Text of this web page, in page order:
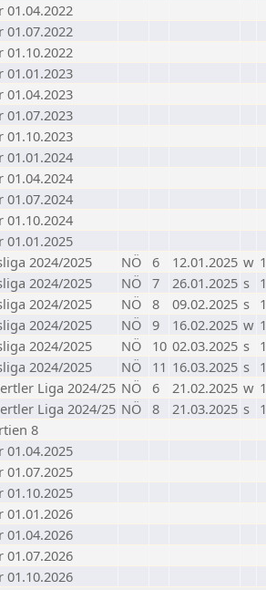
01.04.2022
01.07.2022
01.10.2022
01.01.2023
01.04.2023
01.07.2023
01.10.2023
01.01.2024
01.04.2024
01.07.2024
01.10.2024
01.01.2025
2024/2025 NÖ 6 12.01.2025 w
2024/2025 NÖ 7 26.01.2025 s
2024/2025 NÖ 8 09.02.2025 s
2024/2025 NÖ 9 16.02.2025 w
2024/2025 NÖ 10 02.03.2025 s
2024/2025 NÖ 11 16.03.2025 s
Liga 2024/25 NÖ 6 21.02.2025 w
Liga 2024/25 NÖ 8 21.03.2025 s
8
01.04.2025
01.07.2025
01.10.2025
01.01.2026
01.04.2026
01.07.2026
01.10.2026